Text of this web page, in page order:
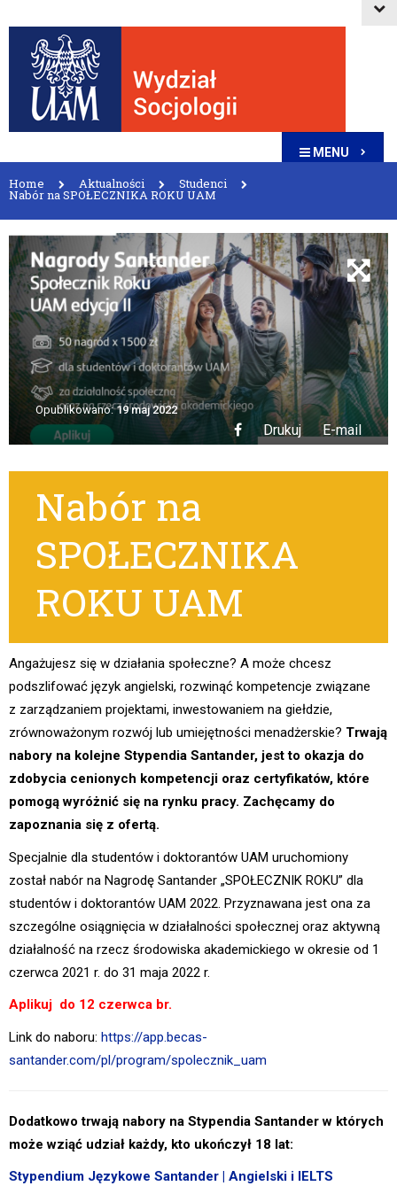
MENU
Home Aktualności Studenci
Nabór na SPOŁECZNIKA ROKU UAM
Drukuj E-mail
Opublikowano:19 maj 2022
Nabór na
SPOŁECZNIKA
ROKU UAM
Angażujesz się w działania społeczne? A może chcesz
podszlifować język angielski, rozwinąć kompetencje związane
z zarządzaniem projektami, inwestowaniem na giełdzie,
zrównoważonym rozwój lub umiejętności menadżerskie? Trwają
nabory na kolejne Stypendia Santander, jest to okazja do
zdobycia cenionych kompetencji oraz certyfikatów, które
pomogą wyróżnić się na rynku pracy. Zachęcamy do
zapoznania się z ofertą.
Specjalnie dla studentów i doktorantów UAM uruchomiony
został nabór na Nagrodę Santander „SPOŁECZNIK ROKU” dla
studentów i doktorantów UAM 2022. Przyznawana jest ona za
szczególne osiągnięcia w działalności społecznej oraz aktywną
działalność na rzecz środowiska akademickiego w okresie od 1
czerwca 2021 r. do 31 maja 2022 r.
Aplikuj do 12 czerwca br.
Link do naboru: https://app.becas-
santander.com/pl/program/spolecznik_uam
Dodatkowo trwają nabory na Stypendia Santander w których
może wziąć udział każdy, kto ukończył 18 lat:
Stypendium Językowe Santander | Angielski i IELTS